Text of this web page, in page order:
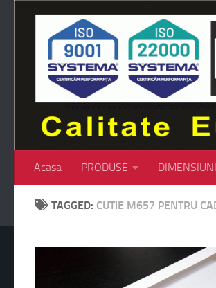
Skip to content
Acasa PRODUSE DIMENSIUNI
TAGGED: CUTIE M657 PENTRU